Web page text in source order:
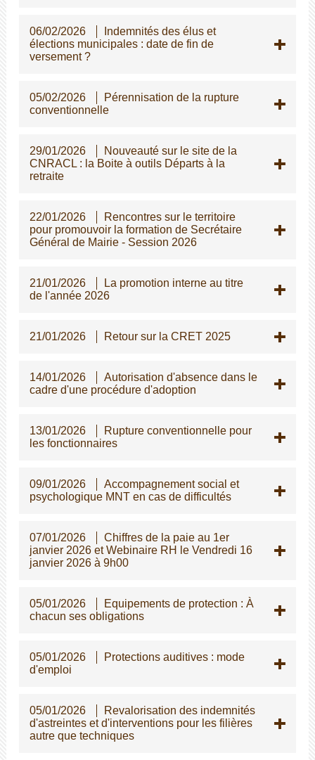
06/02/2026
Indemnités des élus et
élections municipales : date de fin de
versement ?
05/02/2026
Pérennisation de la rupture
conventionnelle
29/01/2026
Nouveauté sur le site de la
CNRACL : la Boite à outils Départs à la
retraite
22/01/2026
Rencontres sur le territoire
pour promouvoir la formation de Secrétaire
Général de Mairie - Session 2026
21/01/2026
La promotion interne au titre
de l'année 2026
21/01/2026 Retour sur la CRET 2025
14/01/2026
Autorisation d'absence dans le
cadre d'une procédure d'adoption
13/01/2026
Rupture conventionnelle pour
les fonctionnaires
09/01/2026
Accompagnement social et
psychologique MNT en cas de difficultés
07/01/2026
Chiffres de la paie au 1er
janvier 2026 et Webinaire RH le Vendredi 16
janvier 2026 à 9h00
05/01/2026
Equipements de protection : À
chacun ses obligations
05/01/2026
Protections auditives : mode
d'emploi
05/01/2026
Revalorisation des indemnités
d'astreintes et d'interventions pour les filières
autre que techniques